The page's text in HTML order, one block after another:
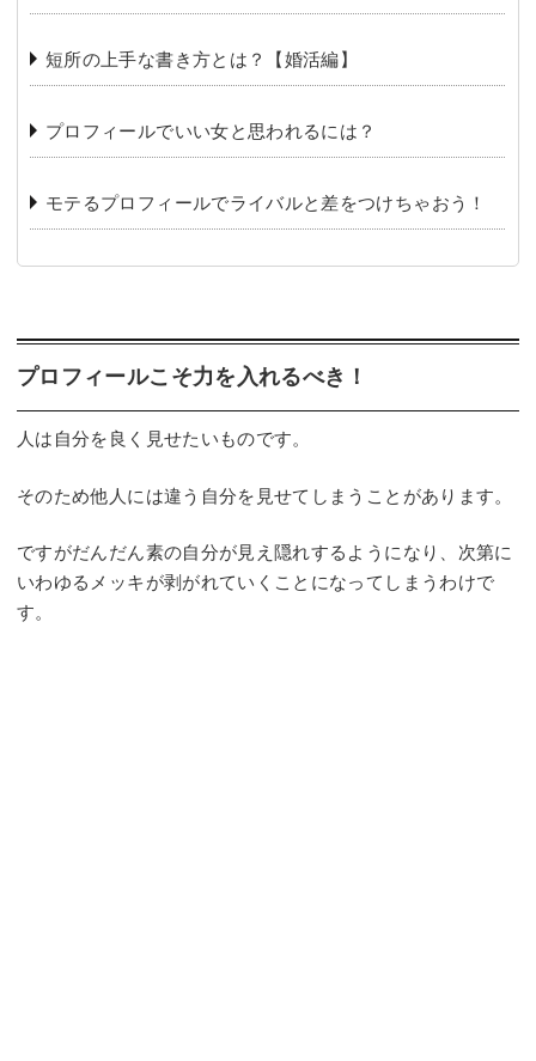
短所の上手な書き方とは？【婚活編】
プロフィールでいい女と思われるには？
モテるプロフィールでライバルと差をつけちゃおう！
プロフィールこそ力を入れるべき！
人は自分を良く見せたいものです。
そのため他人には違う自分を見せてしまうことがあります。
ですがだんだん素の自分が見え隠れするようになり、次第に
いわゆるメッキが剥がれていくことになってしまうわけで
す。